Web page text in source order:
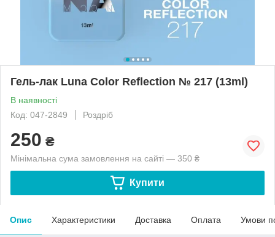
Гель-лак Luna Color Reflection № 217 (13ml)
В наявності
Код: 047-2849
Роздріб
250 ₴
Мінімальна сума замовлення на сайті — 350 ₴
Купити
Опис Характеристики Доставка Оплата Умови